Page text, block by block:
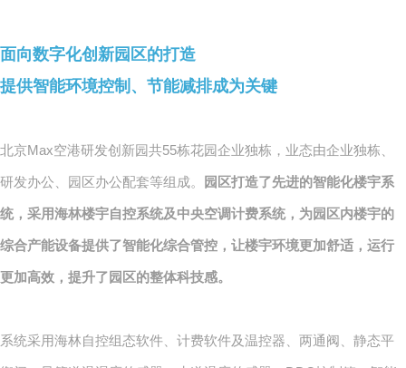
面向数字化创新园区的打造
提供智能环境控制、节能减排成为关键
北京Max空港研发创新园共55栋花园企业独栋，业态由企业独栋、
研发办公、园区办公配套等组成。 园区打造了先进的智能化楼宇系
统，采用海林楼宇自控系统及中央空调计费系统，为园区内楼宇的
综合产能设备提供了智能化综合管控，让楼宇环境更加舒适，运行
更加高效，提升了园区的整体科技感。
系统采用海林自控组态软件、计费软件及温控器、两通阀、静态平